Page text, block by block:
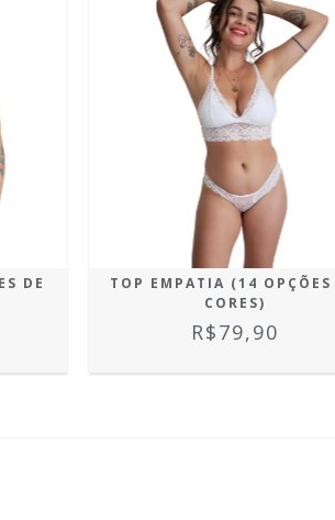
DE
TOP EMPATIA (14 OPÇÕES
CORES)
R$79,90